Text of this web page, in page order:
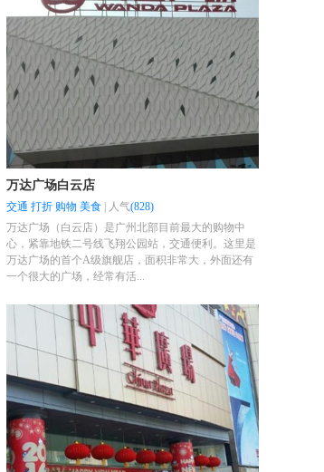
万达广场白云店
交通 打折 购物 美食 人气(828)
万达广场（白云店）是广州北部目前最大的购物中
心，紧靠地铁二号线飞翔公园站，交通便利。这里是
万达广场的首个A级旗舰店，面积非常大，外面还有
一个很大的广场，经常有活...